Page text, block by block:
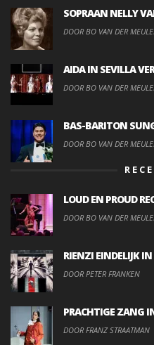
SOPRAAN NELLY
DOOR BO VAN DER
AIDA IN SEVILLA
DOOR BO VAN DER
BAS-BARITON
DOOR BO VAN DER
LOUD EN PROUD
DOOR BO VAN DER
RIENZI EINDELIJK
DOOR PETER FRANKEN
PRACHTIGE ZANG
DOOR FRANZ STRAATMAN